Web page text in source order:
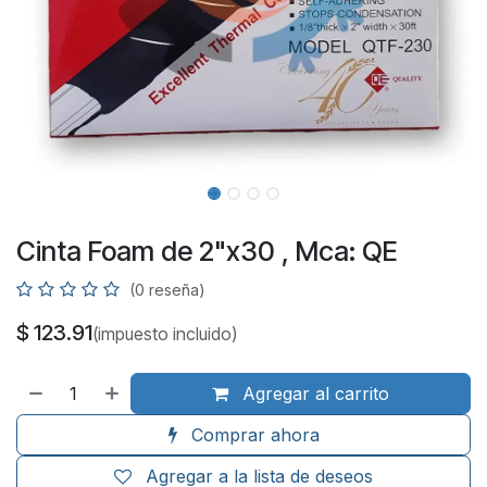
Cinta Foam de 2"x30 , Mca: QE
(0 reseña)
$ 123.91(impuesto incluido)
Agregar al carrito
Comprar ahora
Agregar a la lista de deseos